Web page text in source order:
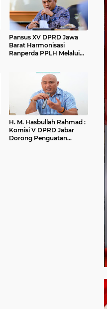
Pansus XV DPRD Jawa
Barat Harmonisasi
Ranperda PPLH Melalui
H. M. Hasbullah Rahmad :
Komisi V DPRD Jabar
Dorong Penguatan